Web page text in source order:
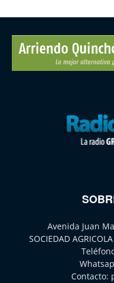
Avenida Juan
SOCIEDAD
Contacto: